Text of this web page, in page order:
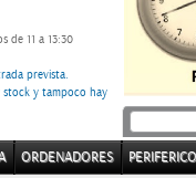
de 11 a 13:30
prevista.
stock y tampoco hay
ORDENADORES